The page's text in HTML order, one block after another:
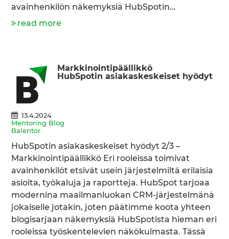
avainhenkilön näkemyksiä HubSpotin…
read more
Markkinointipäällikkö
HubSpotin asiakaskeskeiset hyödyt
13.4.2024
Mentoring Blog
Balentor
HubSpotin asiakaskeskeiset hyödyt 2/3 –
Markkinointipäällikkö Eri rooleissa toimivat
avainhenkilöt etsivät usein järjestelmiltä erilaisia
asioita, työkaluja ja raportteja. HubSpot tarjoaa
modernina maailmanluokan CRM-järjestelmänä
jokaiselle jotakin, joten päätimme koota yhteen
blogisarjaan näkemyksiä HubSpotista hieman eri
rooleissa työskentelevien näkökulmasta. Tässä